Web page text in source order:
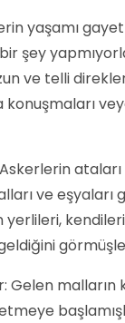
yaşamı
şey
ve telli
ve eşyaları
yerlileri,
Gelen